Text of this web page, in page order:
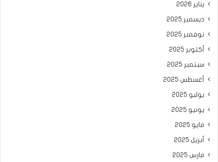
يناير 2026
ديسمبر 2025
نوفمبر 2025
أكتوبر 2025
سبتمبر 2025
أغسطس 2025
يوليو 2025
يونيو 2025
مايو 2025
أبريل 2025
مارس 2025